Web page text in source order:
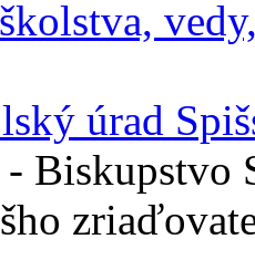
úrad
Biskupstvo